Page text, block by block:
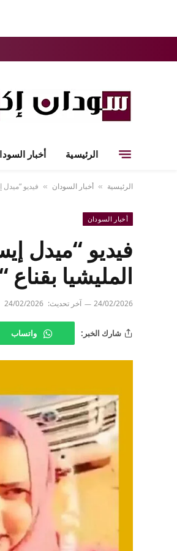
الرئيسية أخبار
الرئيسية » أخبار السودان » فيديو
أخبار السودان
فيديو “ميدل
المليشيا
24/02/2026 آخر تحديث: 24/02/2026
شارك الخبر: واتساب